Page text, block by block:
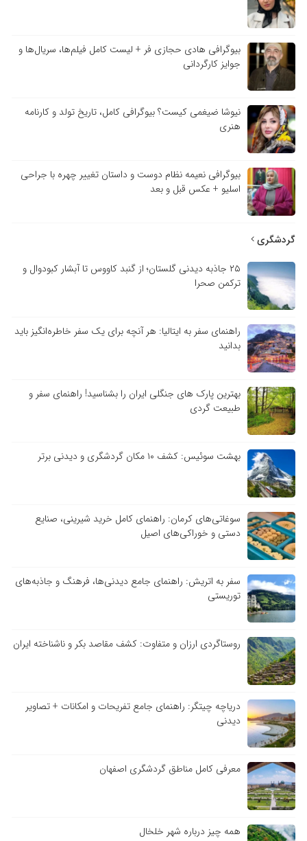
بیوگرافی هادی حجازی فر + لیست کامل فیلم‌ها، سریال‌ها و
جوایز کارگردانی
نیوشا ضیغمی کیست؟ بیوگرافی کامل، تاریخ تولد و کارنامه
هنری
بیوگرافی نعیمه نظام دوست و داستان تغییر چهره با جراحی
اسلیو + عکس قبل و بعد
گردشگری
۲۵ جاذبه دیدنی گلستان؛ از گنبد کاووس تا آبشار کبودوال و
ترکمن صحرا
راهنمای سفر به ایتالیا: هر آنچه برای یک سفر خاطره‌انگیز باید
بدانید
بهترین پارک های جنگلی ایران را بشناسید! راهنمای سفر و
طبیعت گردی
بهشت سوئیس: کشف ۱۰ مکان گردشگری و دیدنی برتر
سوغاتی‌های کرمان: راهنمای کامل خرید شیرینی، صنایع
دستی و خوراکی‌های اصیل
سفر به اتریش: راهنمای جامع دیدنی‌ها، فرهنگ و جاذبه‌های
توریستی
روستاگردی ارزان و متفاوت: کشف مقاصد بکر و ناشناخته ایران
دریاچه چیتگر: راهنمای جامع تفریحات و امکانات + تصاویر
دیدنی
معرفی کامل مناطق گردشگری اصفهان
همه چیز درباره شهر خلخال